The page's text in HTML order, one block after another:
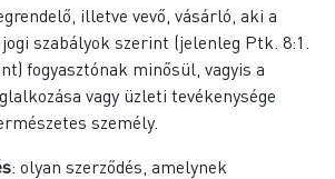
illetve vevő, vásárló, aki a
szabályok szerint (jelenleg Ptk. 8:1.
fogyasztónak minősül, vagyis a
vagy üzleti tevékenysége
személy.
: olyan szerződés, amelynek